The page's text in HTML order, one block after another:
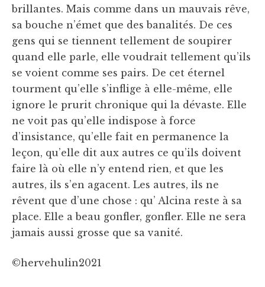
brillantes. Mais comme dans un mauvais rêve,
sa bouche n’émet que des banalités. De ces
gens qui se tiennent tellement de soupirer
quand elle parle, elle voudrait tellement qu’ils
se voient comme ses pairs. De cet éternel
tourment qu’elle s’inflige à elle-même, elle
ignore le prurit chronique qui la dévaste. Elle
ne voit pas qu’elle indispose à force
d’insistance, qu’elle fait en permanence la
leçon, qu’elle dit aux autres ce qu’ils doivent
faire là où elle n’y entend rien, et que les
autres, ils s’en agacent. Les autres, ils ne
rêvent que d’une chose : qu’ Alcina reste à sa
place. Elle a beau gonfler, gonfler. Elle ne sera
jamais aussi grosse que sa vanité.
©hervehulin2021